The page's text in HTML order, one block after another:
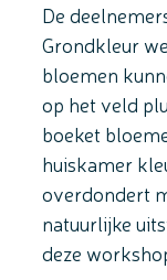
De
Grondkleur
bloemen
op het veld
boeket
huiskamer
overdondert
natuurlijke
deze